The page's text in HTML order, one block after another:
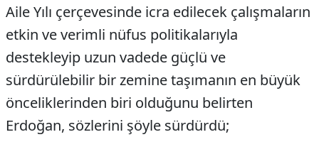
Aile Yılı çerçevesinde icra edilecek çalışmaların
etkin ve verimli nüfus politikalarıyla
destekleyip uzun vadede güçlü ve
sürdürülebilir bir zemine taşımanın en büyük
önceliklerinden biri olduğunu belirten
Erdoğan, sözlerini şöyle sürdürdü;